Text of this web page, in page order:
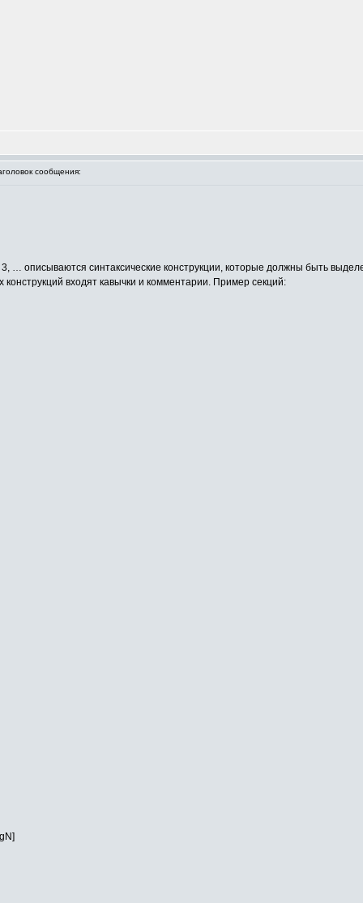
сообщения:
3, … описываются синтаксические конструкции, которые должны быть
конструкций входят кавычки и комментарии. Пример секций: